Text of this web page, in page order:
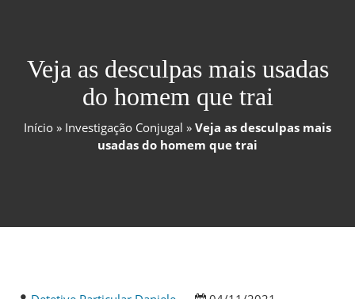
Veja as desculpas mais usadas
do homem que trai
Início » Investigação Conjugal » Veja as desculpas mais
usadas do homem que trai